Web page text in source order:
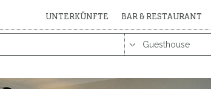
UNTERKÜNFTE BAR & RESTAURANT